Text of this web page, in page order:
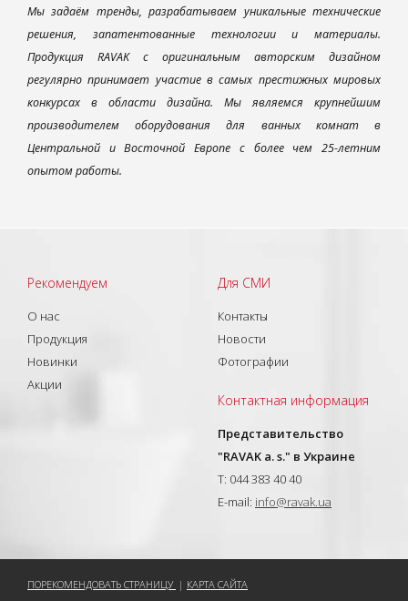
Мы задаём тренды, разрабатываем уникальные технические
решения, запатентованные технологии и материалы.
Продукция RAVAK с оригинальным авторским дизайном
регулярно принимает участие в самых престижных мировых
конкурсах в области дизайна. Мы являемся крупнейшим
производителем оборудования для ванных комнат в
Центральной и Восточной Европе с более чем 25-летним
опытом работы.
Рекомендуем
О нас
Продукция
Новинки
Акции
Для СМИ
Контакты
Новости
Фотографии
Контактная информация
Представительство
"RAVAK a. s." в Украине
T: 044 383 40 40
E-mail: info@ravak.ua
ПОРЕКОМЕНДОВАТЬ СТРАНИЦУ | КАРТА САЙТА